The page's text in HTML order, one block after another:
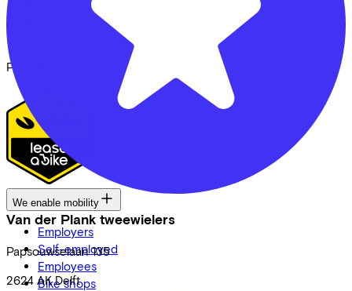
Van der Plank tweewielers
Papsouwselaan 135
2624 AK Delft
Security & Privacy
Proud partner of
We enable mobility
Employers
Self-employed
Employees
Bike shops